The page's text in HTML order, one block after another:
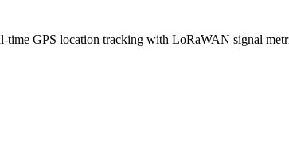
time GPS location tracking with LoRaWAN signal